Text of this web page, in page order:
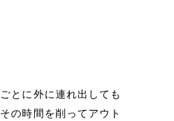
とに外に連れ出しても
の時間を削ってアウト